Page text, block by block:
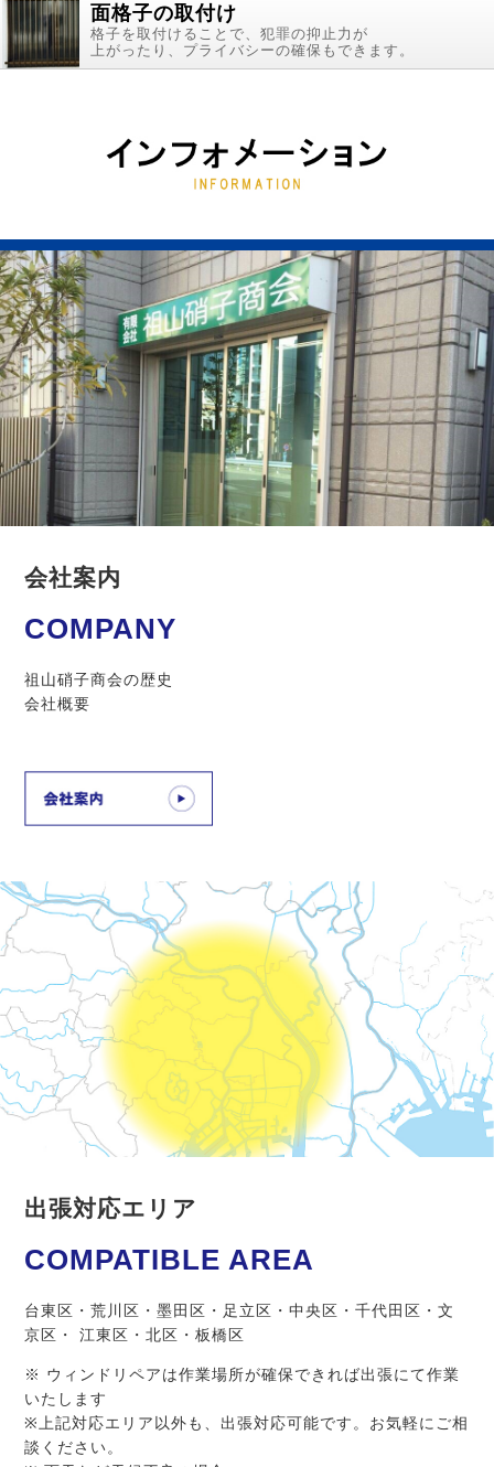
面格子の取付け
格子を取付けることで、犯罪の抑止力が
上がったり、プライバシーの確保もできます。
会社案内
COMPANY
祖山硝子商会の歴史
会社概要
出張対応エリア
COMPATIBLE AREA
台東区・荒川区・墨田区・足立区・中央区・千代田区・文
京区・ 江東区・北区・板橋区
※ ウィンドリペアは作業場所が確保できれば出張にて作業
いたします
※上記対応エリア以外も、出張対応可能です。お気軽にご相
談ください。